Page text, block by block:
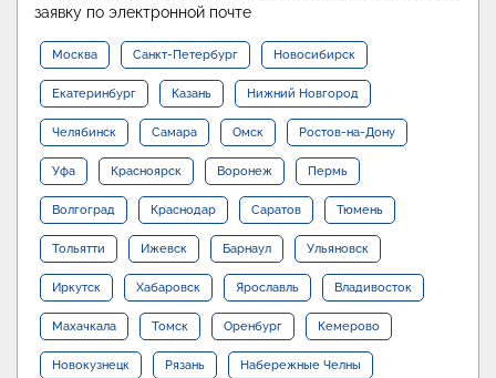
заявку по электронной почте
Москва Санкт-Петербург Новосибирск
Екатеринбург Казань Нижний Новгород
Челябинск Самара Омск Ростов-на-Дону
Уфа Красноярск Воронеж Пермь
Волгоград Краснодар Саратов Тюмень
Тольятти Ижевск Барнаул Ульяновск
Иркутск Хабаровск Ярославль Владивосток
Махачкала Томск Оренбург Кемерово
Новокузнецк Рязань Набережные Челны